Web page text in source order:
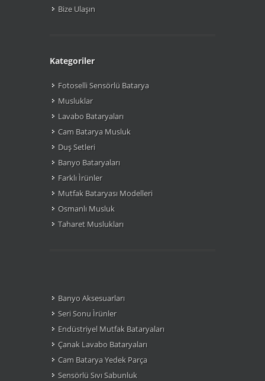
Bize Ulaşın
Kategoriler
Fotoselli Sensörlü Batarya
Musluklar
Lavabo Bataryaları
Cam Batarya Musluk
Duş Setleri
Banyo Bataryaları
Farklı Ìrünler
Mutfak Bataryası Modelleri
Osmanlı Musluk
Taharet Muslukları
Banyo Aksesuarları
Seri Sonu Ìrünler
Endüstriyel Mutfak Bataryaları
Çanak Lavabo Bataryaları
Cam Batarya Yedek Parça
Sensörlü Sıvı Sabunluk